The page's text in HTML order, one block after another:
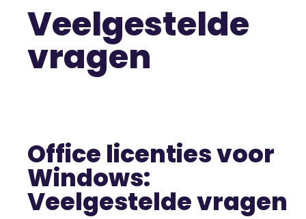
Veelgestelde
vragen
Office licenties voor
Windows:
Veelgestelde vragen